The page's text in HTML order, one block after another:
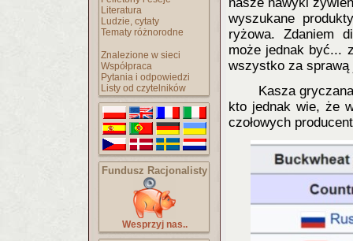
Literatura
Ludzie, cytaty
Tematy różnorodne
Znalezione w sieci
Współpraca
Pytania i odpowiedzi
Listy od czytelników
Fundusz Racjonalisty
Wesprzyj nas..
wyszukane
ryżowa. Zdaniem
może jednak być...
wszystko za sprawą
Kasza
kto jednak wie, że
czołowych